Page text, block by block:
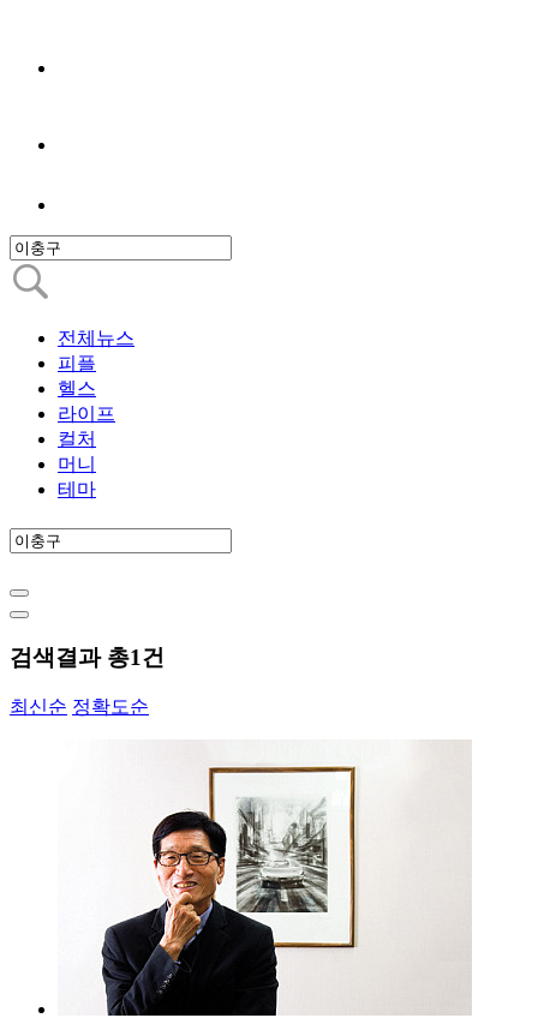
전체뉴스
피플
헬스
라이프
컬처
머니
테마
검색결과 총1건
최신순 정확도순